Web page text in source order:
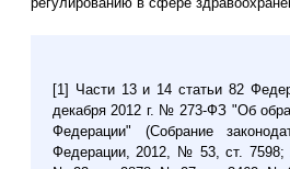
[1] Части 13 и 14 статьи 82
декабря 2012 г. № 273-ФЗ "Об
Федерации" (Собрание
Федерации, 2012, № 53, ст.